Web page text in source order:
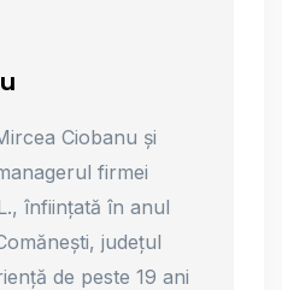
Ciobanu și
firmei
înființată în anul
județul
de peste 19 ani